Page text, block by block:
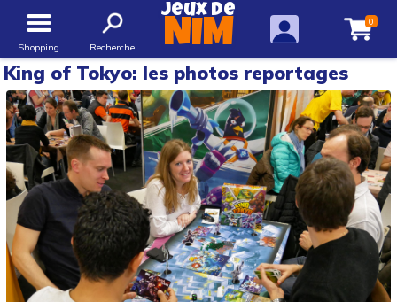
Shopping Recherche
Jeux de
NIM 0
King of Tokyo: les photos reportages